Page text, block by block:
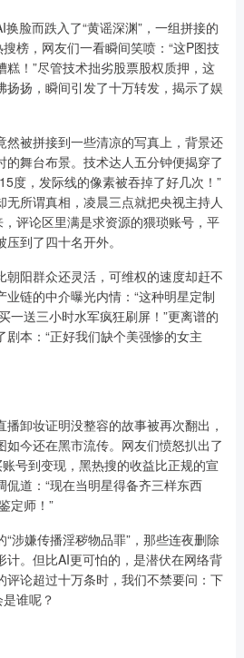
脸而跌入了“黄谣深渊”，一组拼接的
榜，网友们一看瞬间笑喷：“这P图技
！”尽管技术拙劣股票股权质押，这
扬扬，瞬间引发了十万转发，揭示了娱
然被拼接到一些清凉的写真上，背景还
舞台布景。技术达人五分钟便揭穿了
度，发际线的像素被吞掉了好几次！”
所谓真相，凌晨三点就把央视主持人
，评论区里满是求资源的猥琐账号，平
到了四十名开外。
朝阳群众还灵活，可维权的速度却赶不
链的中介曝光内情：“这种明星定制
一送三小时水军疯狂刷屏！”更离谱的
本：“正好我们缺个美强惨的女主
卸妆证明没整容的故事被再次翻出，
今还在黑市流传。网友们愤怒扒出了
号到变现，黑热搜的收益比正规的宣
道：“现在当明星得备齐三样东西
定师！”
涉嫌传播淫秽物品罪”，那些连夜删除
计。但比AI更可怕的，是潜伏在网络背
评论超过十万条时，我们不禁要问：下
谁呢？